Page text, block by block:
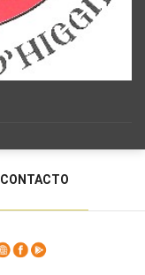
CONTACTO